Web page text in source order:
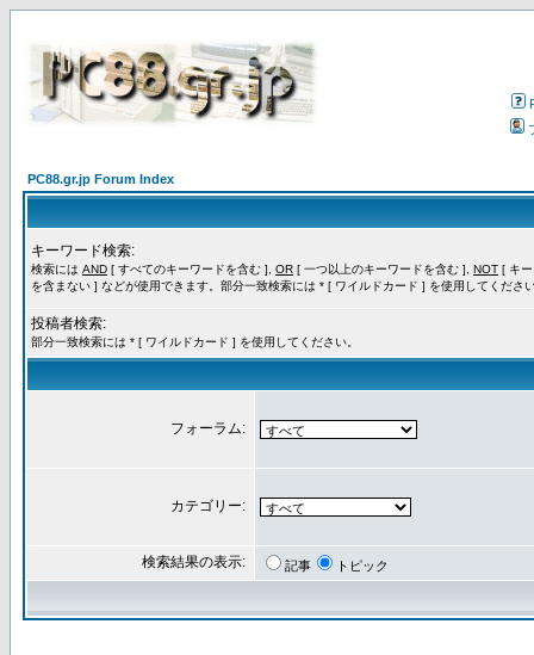
PC88.gr.jp Forum Index
キーワード検索:
検索には AND [ すべてのキーワードを含む ], OR [ 一つ以上のキーワードを含む ], NOT [ キ
を含まない ] などが使用できます。部分一致検索には * [ ワイルドカード ] を使用してくださ
投稿者検索:
部分一致検索には * [ ワイルドカード ] を使用してください。
フォーラム:
カテゴリー:
検索結果の表示: 記事 トピック